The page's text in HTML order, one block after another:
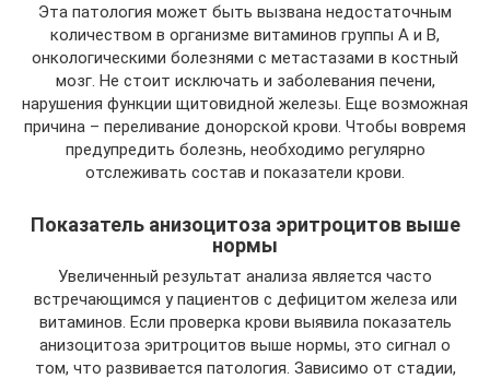
Эта патология может быть вызвана недостаточным
количеством в организме витаминов группы А и В,
онкологическими болезнями с метастазами в костный
мозг. Не стоит исключать и заболевания печени,
нарушения функции щитовидной железы. Еще возможная
причина – переливание донорской крови. Чтобы вовремя
предупредить болезнь, необходимо регулярно
отслеживать состав и показатели крови.
Показатель анизоцитоза эритроцитов выше
нормы
Увеличенный результат анализа является часто
встречающимся у пациентов с дефицитом железа или
витаминов. Если проверка крови выявила показатель
анизоцитоза эритроцитов выше нормы, это сигнал о
том, что развивается патология. Зависимо от стадии,